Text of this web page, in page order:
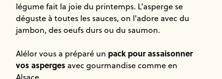
légume fait la joie du printemps. L'asperge se
déguste à toutes les sauces, on l'adore avec du
jambon, des oeufs durs ou du saumon.
Alélor vous a préparé un pack pour assaisonner
vos asperges avec gourmandise comme en